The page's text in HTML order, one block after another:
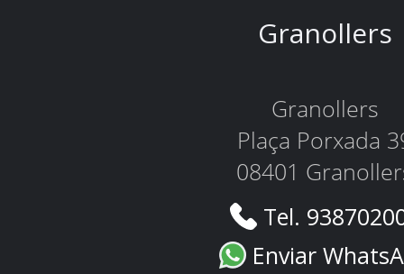
Granollers
Granollers
Plaça Porxada
08401
Tel.
Enviar